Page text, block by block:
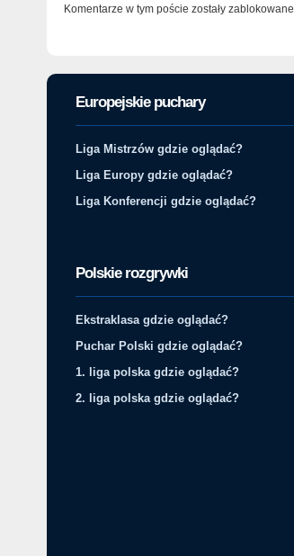
Komentarze w tym poście zostały zablokowane.
Europejskie puchary
Liga Mistrzów gdzie oglądać?
Liga Europy gdzie oglądać?
Liga Konferencji gdzie oglądać?
Polskie rozgrywki
Ekstraklasa gdzie oglądać?
Puchar Polski gdzie oglądać?
1. liga polska gdzie oglądać?
2. liga polska gdzie oglądać?